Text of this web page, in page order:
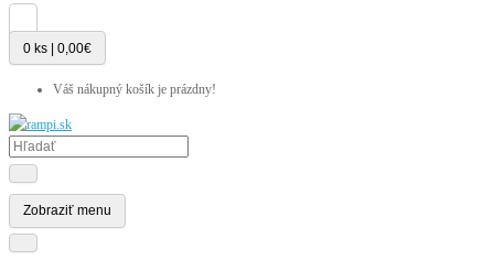
0 ks | 0,00€
Váš nákupný košík je prázdny!
Zobraziť menu